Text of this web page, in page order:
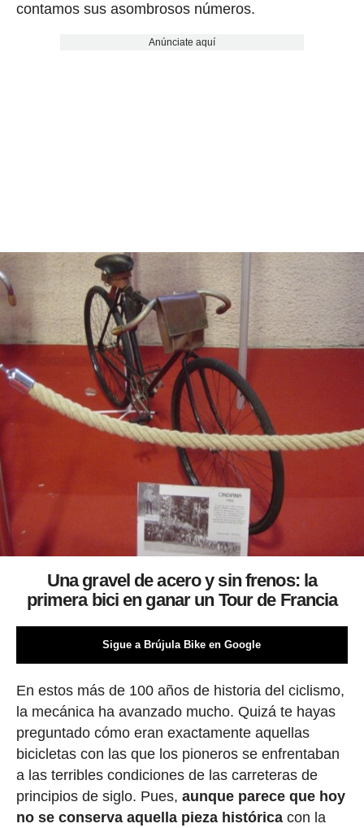
contamos sus asombrosos números.
Anúnciate aquí
Una gravel de acero y sin frenos: la
primera bici en ganar un Tour de Francia
Sigue a Brújula Bike en Google
En estos más de 100 años de historia del ciclismo,
la mecánica ha avanzado mucho. Quizá te hayas
preguntado cómo eran exactamente aquellas
bicicletas con las que los pioneros se enfrentaban
a las terribles condiciones de las carreteras de
principios de siglo. Pues, aunque parece que hoy
no se conserva aquella pieza históricacon la